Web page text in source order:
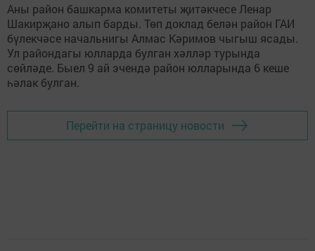
Аны район башкарма комитеты җитәкчесе Ленар
Шакирҗано алып барды. Төп доклад белән район ГАИ
бүлекчәсе начальнигы Алмас Кәримов чыгыш ясады.
Ул райондагы юлларда булган хәлләр турында
сөйләде. Быел 9 ай эчендә район юлларында 6 кеше
һәлак булган.
Перейти на страницу новости